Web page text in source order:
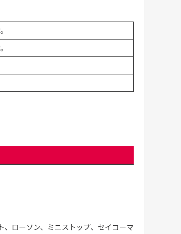
、ローソン、ミニストップ、セイコーマ